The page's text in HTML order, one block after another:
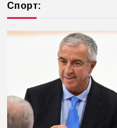
Спорт: